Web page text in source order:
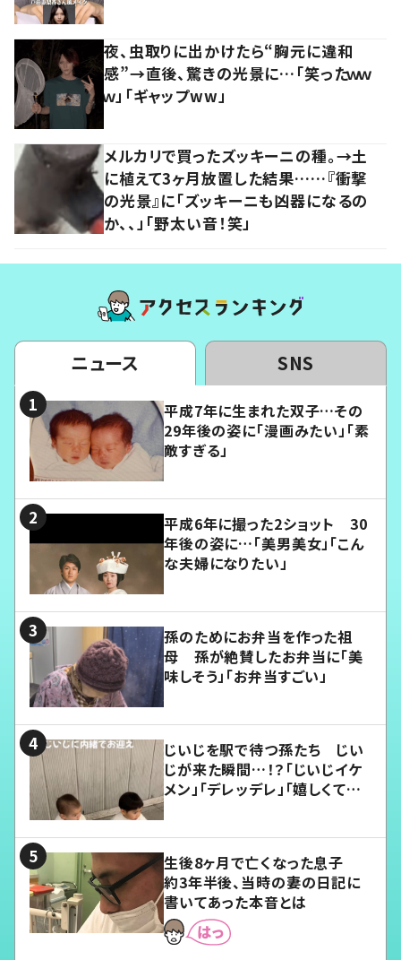
夜、虫取りに出かけたら“胸元に違和
感”→直後、驚きの光景に…「笑ったｗｗ
ｗ」「ギャップww」
メルカリで買ったズッキーニの種。→土
に植えて3ヶ月放置した結果……『衝撃
の光景』に「ズッキーニも凶器になるの
か、、」「野太い音！笑」
ニュース SNS
平成7年に生まれた双子…その
29年後の姿に「漫画みたい」「素
敵すぎる」
平成6年に撮った2ショット 30
年後の姿に…「美男美女」「こん
な夫婦になりたい」
孫のためにお弁当を作った祖
母 孫が絶賛したお弁当に「美
味しそう」「お弁当すごい」
じいじを駅で待つ孫たち じい
じが来た瞬間…！？「じいじイケ
メン」「デレッデレ」「嬉しくて可
生後8ヶ月で亡くなった息子
約3年半後、当時の妻の日記に
書いてあった本音とは